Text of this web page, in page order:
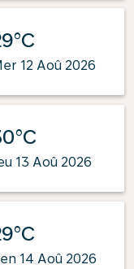
12 Aoû 2026
13 Aoû 2026
14 Aoû 2026